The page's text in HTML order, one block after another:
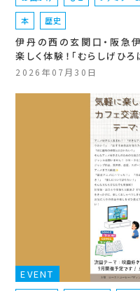
本 歴史
伊丹の西の玄関口・阪急
楽しく体験！「むらしげひ
2026年07月30日
EVENT